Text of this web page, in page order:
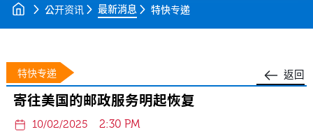
公开资讯 最新消息 特快专递
返回
特快专递
寄往美国的邮政服务明起恢复
10/02/2025 2:30 PM